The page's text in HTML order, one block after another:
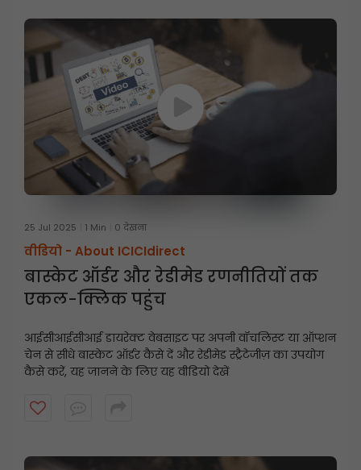
25 Jul 2025 1 Min 0 देखना
वीडियो - About ICICIdirect
बास्केट ऑर्डर और रेडीमेड रणनीतियों तक
एकल-क्लिक पहुंच
आईसीआईसीआई डायरेक्ट वेबसाइट पर अपनी वॉचलिस्ट या ऑप्शन
चेन से सीधे बास्केट ऑर्डर कैसे दें और रेडीमेड स्ट्रैटेजीज़ का उपयोग
कैसे करें, यह जानने के लिए यह वीडियो देखें